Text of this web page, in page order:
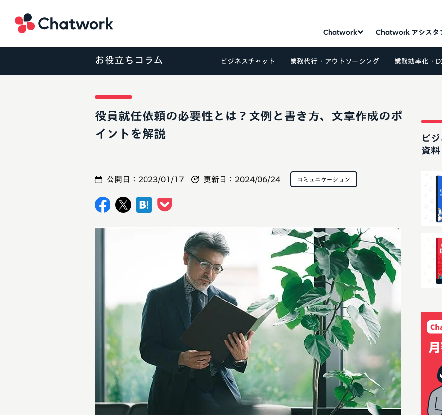
Chatwork Chatwork アシスタ
お役立ちコラム ビジネスチャット 業務代行・アウトソーシング 業務効率化・
役員就任依頼の必要性とは？文例と書き方、文章作成のポ
イントを解説
公開日： 2023/01/17 更新日： 2024/06/24 コミュニケーション
ビ
資料